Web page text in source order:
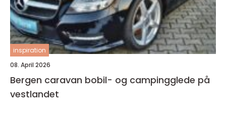
inspiration
08. April 2026
Bergen caravan bobil- og campingglede på
vestlandet